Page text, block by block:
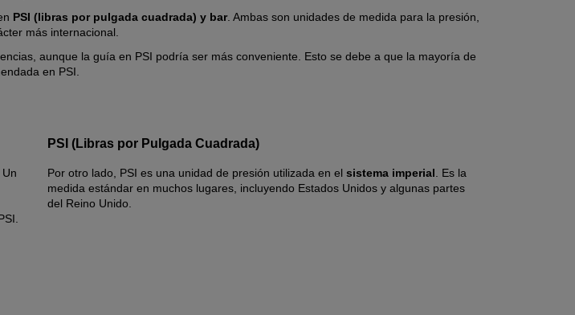
PSI (libras por pulgada cuadrada) y bar. Ambas son unidades de medida para la presión,
más internacional.
aunque la guía en PSI podría ser más conveniente. Esto se debe a que la mayoría de
en PSI.
. Un
PSI (Libras por Pulgada Cuadrada)
Por otro lado, PSI es una unidad de presión utilizada en el sistema imperial . Es la
medida estándar en muchos lugares, incluyendo Estados Unidos y algunas partes
del Reino Unido.